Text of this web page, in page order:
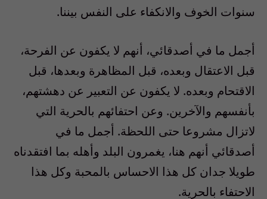
سنوات الخوف والانكفاء على النفس بيننا.
أجمل ما في أصدقائي، أنهم لا يكفون عن الفرحة،
قبل الاعتقال وبعده، قبل المظاهرة وبعدها، قبل
الاقتحام وبعده. لا يكفون عن التعبير عن دهشتهم،
بأنفسهم والآخرين. وعن احتفائهم بالحرية التي
لاتزال مشروعا حتى اللحظة. أجمل ما في
أصدقائي أنهم هنا، يغمرون البلد وأهله بما افتقدناه
طويلا جدان كل هذا الاحساس بالمحبة وكل هذا
الاحتفاء بالحرية.